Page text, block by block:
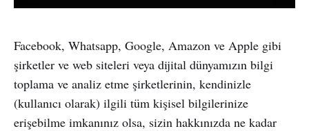
Facebook, Whatsapp, Google, Amazon ve Apple gibi
şirketler ve web siteleri veya dijital dünyamızın bilgi
toplama ve analiz etme şirketlerinin, kendinizle
(kullanıcı olarak) ilgili tüm kişisel bilgilerinize
erişebilme imkanınız olsa, sizin hakkınızda ne kadar